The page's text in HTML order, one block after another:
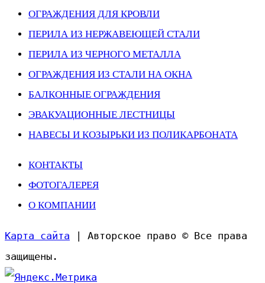
ОГРАЖДЕНИЯ ДЛЯ КРОВЛИ
ПЕРИЛА ИЗ НЕРЖАВЕЮЩЕЙ СТАЛИ
ПЕРИЛА ИЗ ЧЕРНОГО МЕТАЛЛА
ОГРАЖДЕНИЯ ИЗ СТАЛИ НА ОКНА
БАЛКОННЫЕ ОГРАЖДЕНИЯ
ЭВАКУАЦИОННЫЕ ЛЕСТНИЦЫ
НАВЕСЫ И КОЗЫРЬКИ ИЗ ПОЛИКАРБОНАТА
КОНТАКТЫ
ФОТОГАЛЕРЕЯ
О КОМПАНИИ
Карта сайта | Авторское право © Все права
защищены.
Прокрутить